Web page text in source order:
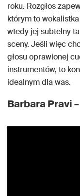
roku. Rozgłos
którym to
wtedy jej subtelny
sceny. Jeśli więc
głosu oprawionej
instrumentów, to
idealnym dla was.
Barbara Pravi –